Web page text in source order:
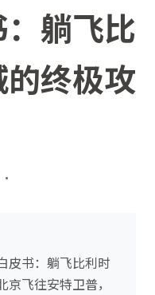
躺飞比
终极攻
·
皮书：躺飞比利时
飞往安特卫普，